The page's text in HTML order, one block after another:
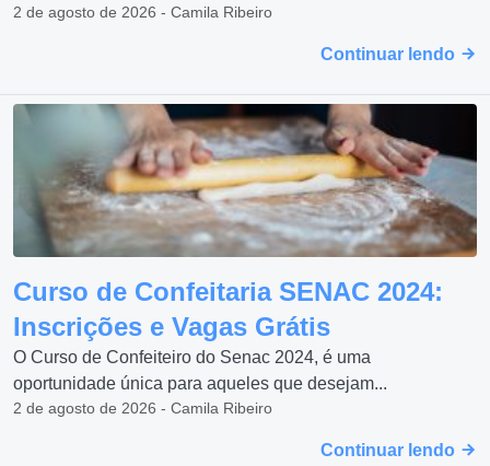
2 de agosto de 2026 - Camila Ribeiro
Continuar lendo
Curso de Confeitaria SENAC 2024:
Inscrições e Vagas Grátis
O Curso de Confeiteiro do Senac 2024, é uma
oportunidade única para aqueles que desejam...
2 de agosto de 2026 - Camila Ribeiro
Continuar lendo